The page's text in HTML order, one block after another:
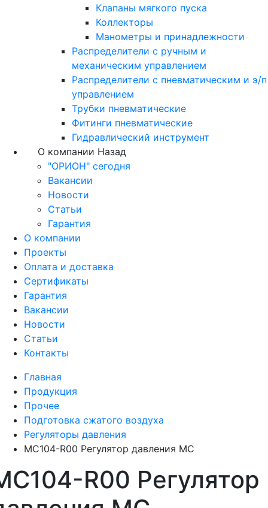
Клапаны мягкого пуска
Коллекторы
Манометры и принадлежности
Распределители с ручным и
механическим управлением
Распределители с пневматическим и э/п
управлением
Трубки пневматические
Фитинги пневматические
Гидравлический инструмент
О компании Назад
"ОРИОН" сегодня
Вакансии
Новости
Статьи
Гарантия
О компании
Проекты
Оплата и доставка
Сертификаты
Гарантия
Вакансии
Новости
Статьи
Контакты
Главная
Продукция
Прочее
Подготовка сжатого воздуха
Регуляторы давления
MC104-R00 Регулятор давления MC
R00 Регулятор